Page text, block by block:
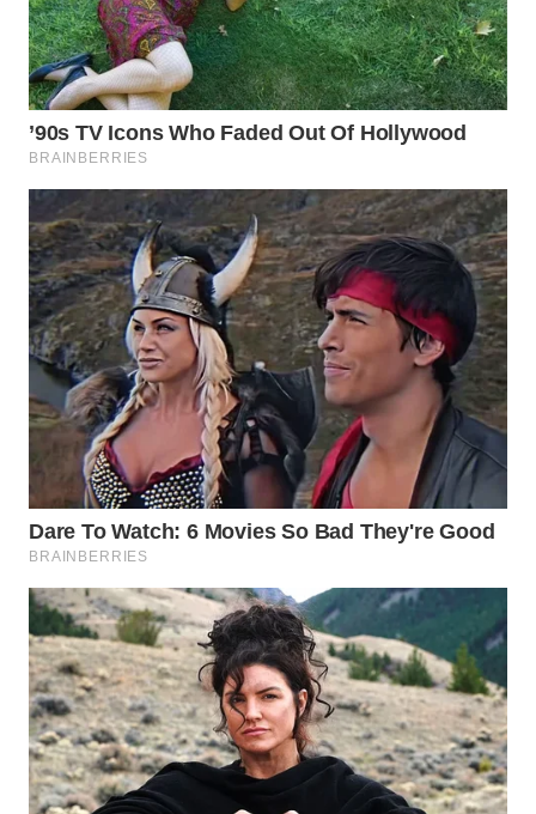
LESUNG
WN
KARO
WN
SIMALUNGUN
WN
LABUHANBATU
WN
TAPANULI
TENGAH
WN DELI
SERDANG
WN
TEBING
TINGGI
WN
PAKPAK
WN
KARAWANG